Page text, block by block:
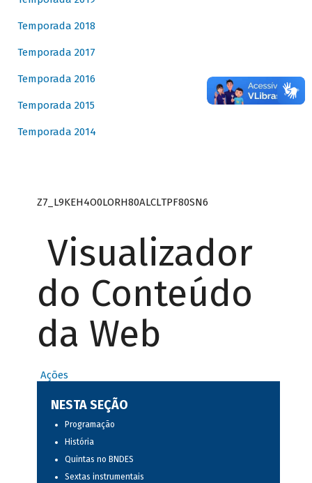
Temporada 2018
Temporada 2017
Temporada 2016
Temporada 2015
Temporada 2014
Z7_L9KEH4O0LORH80ALCLTPF80SN6
Visualizador
do Conteúdo
da Web
Ações
NESTA SEÇÃO
Programação
História
Quintas no BNDES
Sextas instrumentais